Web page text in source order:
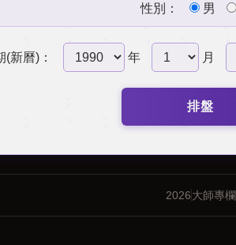
性別： 男
(新曆)： 年 月
排盤
2026大師專欄